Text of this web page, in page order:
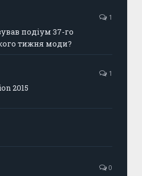
1
подіум 37-го
тижня моди?
1
2015
0